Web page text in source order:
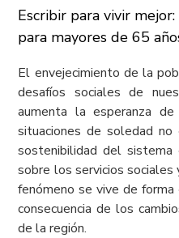
Escribir para vivir
para mayores de 65
El envejecimiento de la
desafíos sociales de
aumenta la esperanza
situaciones de soledad
sostenibilidad del
sobre los servicios
fenómeno se vive de
consecuencia de los
de la región.